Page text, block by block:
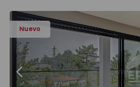
Nuevo
Anterior